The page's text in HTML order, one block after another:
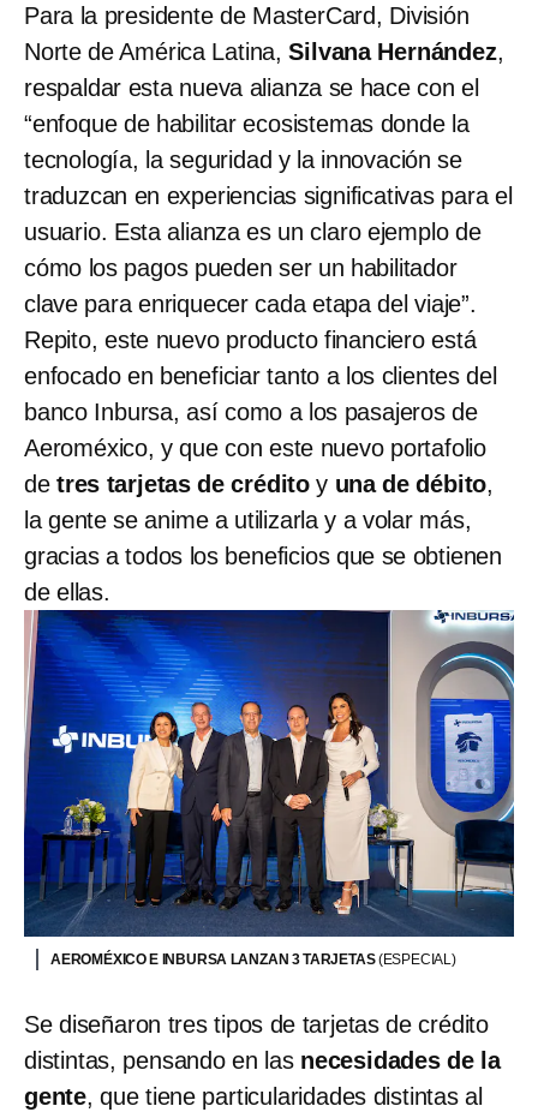
Para la presidente de MasterCard, División
Norte de América Latina,Silvana Hernández,
respaldar esta nueva alianza se hace con el
“enfoque de habilitar ecosistemas donde la
tecnología, la seguridad y la innovación se
traduzcan en experiencias significativas para el
usuario. Esta alianza es un claro ejemplo de
cómo los pagos pueden ser un habilitador
clave para enriquecer cada etapa del viaje”.
Repito, este nuevo producto financiero está
enfocado en beneficiar tanto a los clientes del
banco Inbursa, así como a los pasajeros de
Aeroméxico, y que con este nuevo portafolio
de tres tarjetas de crédito y una de débito,
la gente se anime a utilizarla y a volar más,
gracias a todos los beneficios que se obtienen
de ellas.
AEROMÉXICO E INBURSA LANZAN 3 TARJETAS(ESPECIAL)
Se diseñaron tres tipos de tarjetas de crédito
distintas, pensando en las necesidades de la
gente, que tiene particularidades distintas al